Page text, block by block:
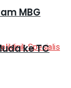
MBG
ke TC